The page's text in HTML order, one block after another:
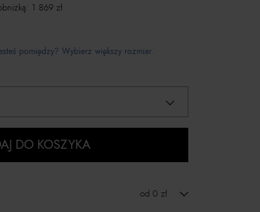
1 869 zł
pomiędzy? Wybierz większy rozmiar.
DO KOSZYKA
od 0 zł